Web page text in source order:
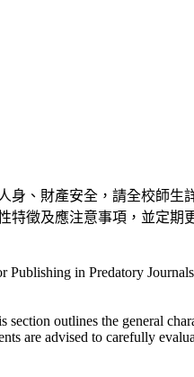
、財產安全，請全校師生
徵及應注意事項，並定
Publishing in Predatory Journals
outlines the general
are advised to carefully